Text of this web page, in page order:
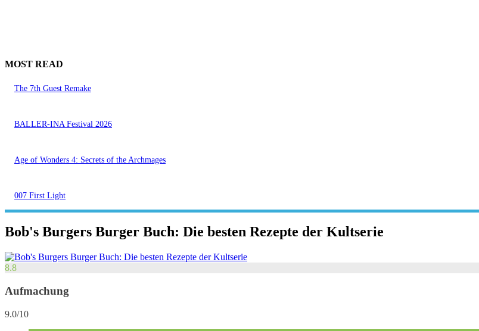
MOST READ
The 7th Guest Remake
BALLER-INA Festival 2026
Age of Wonders 4: Secrets of the Archmages
007 First Light
Bob's Burgers Burger Buch: Die besten Rezepte der Kultserie
8.8
Aufmachung
9.0/10